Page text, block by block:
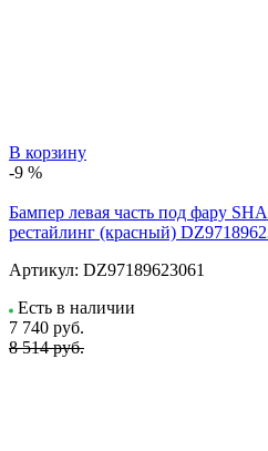
В корзину
-9 %
Бампер левая часть под фару
рестайлинг (красный)
Артикул: DZ97189623061
Есть в наличии
7 740 руб.
8 514 руб.